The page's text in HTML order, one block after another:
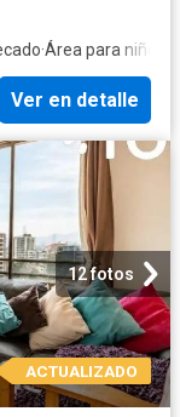
·Área para niños
Ver en detalle
12 fotos
ACTUALIZADO